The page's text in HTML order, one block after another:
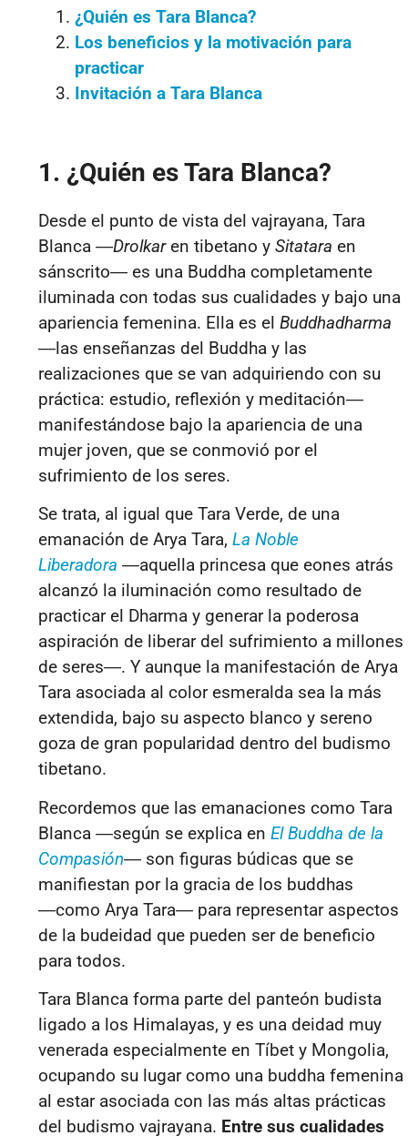
¿Quién es Tara Blanca?
Los beneficios y la motivación para
practicar
Invitación a Tara Blanca
1. ¿Quién es Tara Blanca?
Desde el punto de vista del vajrayana, Tara
Blanca ―Drolkaren tibetano y Sitatara en
sánscrito― es una Buddha completamente
iluminada con todas sus cualidades y bajo una
apariencia femenina. Ella es el Buddhadharma
―las enseñanzas del Buddha y las
realizaciones que se van adquiriendo con su
práctica: estudio, reflexión y meditación―
manifestándose bajo la apariencia de una
mujer joven, que se conmovió por el
sufrimiento de los seres.
Se trata, al igual que Tara Verde, de una
emanación de Arya Tara, La Noble
Liberadora ―aquella princesa que eones atrás
alcanzó la iluminación como resultado de
practicar el Dharma y generar la poderosa
aspiración de liberar del sufrimiento a millones
de seres―. Y aunque la manifestación de Arya
Tara asociada al color esmeralda sea la más
extendida, bajo su aspecto blanco y sereno
goza de gran popularidad dentro del budismo
tibetano.
Recordemos que las emanaciones como Tara
Blanca ―según se explica en El Buddha de la
Compasión― son figuras búdicas que se
manifiestan por la gracia de los buddhas
―como Arya Tara― para representar aspectos
de la budeidad que pueden ser de beneficio
para todos.
Tara Blanca forma parte del panteón budista
ligado a los Himalayas, y es una deidad muy
venerada especialmente en Tíbet y Mongolia,
ocupando su lugar como una buddha femenina
al estar asociada con las más altas prácticas
del budismo vajrayana. Entre sus cualidades